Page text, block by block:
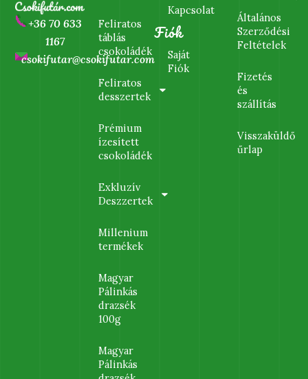
+36 70 633
1167
csokifutar@csokifutar.com
Feliratos
táblás
csokoládék
Feliratos
desszertek
Prémium
ízesített
csokoládék
Exkluzív
Deszzertek
Millenium
termékek
Magyar
Pálinkás
drazsék
100g
Magyar
Pálinkás
Kapcsolat
Fiók
Saját
Fiók
Általános
Szerződési
Feltételek
Fizetés
és
szállítás
Visszaküldő
űrlap